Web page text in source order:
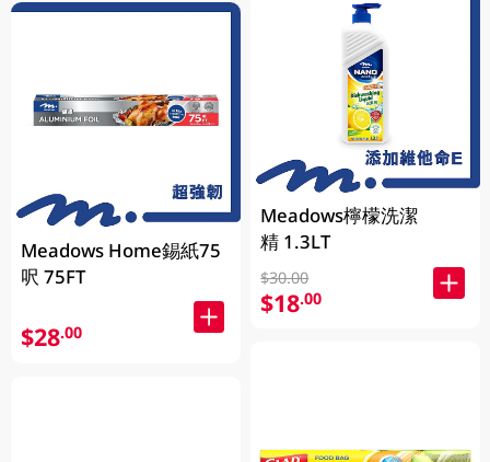
Meadows Home錫紙75
呎 75FT
$28.00
Meadows檸檬洗潔
精 1.3LT
$30.00
$18.00